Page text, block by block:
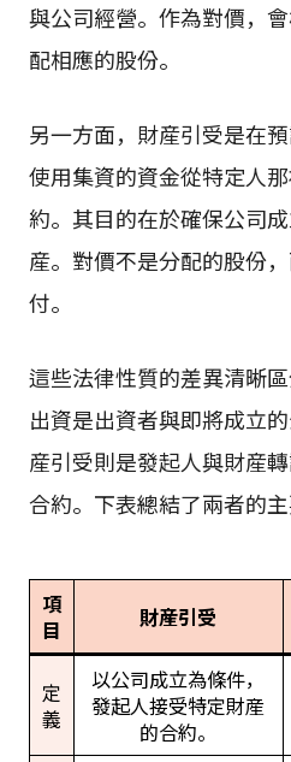
與公司經營。作為對價，
配相應的股份。
另一方面，財産引受是在
使用集資的資金從特定人
約。其目的在於確保公司
産。對價不是分配的股份
付。
這些法律性質的差異清晰
出資是出資者與即將成立
産引受則是發起人與財産
合約。下表總結了兩者的主
項
目
財産引受
定
義
以公司成立為條件，
發起人接受特定財産
的合約。